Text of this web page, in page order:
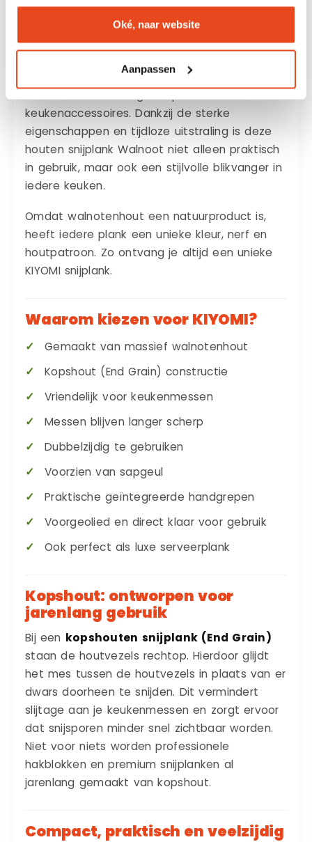
Oké, naar website
Aanpassen
Walnotenhout staat bekend om zijn diepe
donkerbruine kleur, elegante houtnerf en
houtsoort die veel wordt gekozen door
keukenaccessoires. Dankzij de sterke
eigenschappen en tijdloze uitstraling is deze
houten snijplank Walnoot niet alleen praktisch
in gebruik, maar ook een stijlvolle blikvanger in
iedere keuken.
Omdat walnotenhout een natuurproduct is,
heeft iedere plank een unieke kleur, nerf en
houtpatroon. Zo ontvang je altijd een unieke
KIYOMI snijplank.
Waarom kiezen voor KIYOMI?
Gemaakt van massief walnotenhout
Kopshout (End Grain) constructie
Vriendelijk voor keukenmessen
Messen blijven langer scherp
Dubbelzijdig te gebruiken
Voorzien van sapgeul
Praktische geïntegreerde handgrepen
Voorgeolied en direct klaar voor gebruik
Ook perfect als luxe serveerplank
Kopshout: ontworpen voor
jarenlang gebruik
Bij een kopshouten snijplank (End Grain)
staan de houtvezels rechtop. Hierdoor glijdt
het mes tussen de houtvezels in plaats van er
dwars doorheen te snijden. Dit vermindert
slijtage aan je keukenmessen en zorgt ervoor
dat snijsporen minder snel zichtbaar worden.
Niet voor niets worden professionele
hakblokken en premium snijplanken al
jarenlang gemaakt van kopshout.
Compact, praktisch en veelzijdig